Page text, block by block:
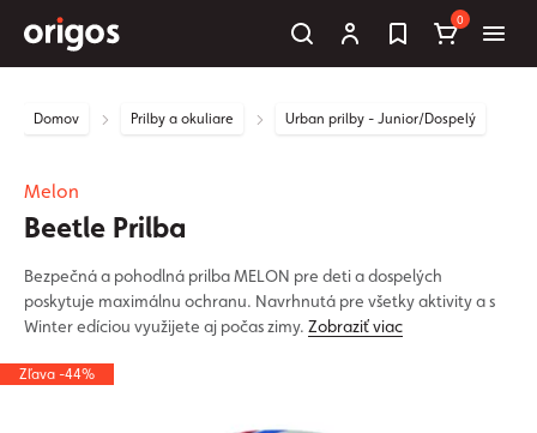
0
Domov Prilby a okuliare Urban prilby - Junior/Dospelý
Melon
Beetle Prilba
Bezpečná a pohodlná prilba MELON pre deti a dospelých
poskytuje maximálnu ochranu. Navrhnutá pre všetky aktivity a s
Winter edíciou využijete aj počas zimy. Zobraziť viac
Zľava -44%